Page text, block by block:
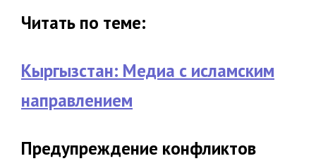
Читать по теме:
Кыргызстан: Медиа с исламским
направлением
Предупреждение конфликтов